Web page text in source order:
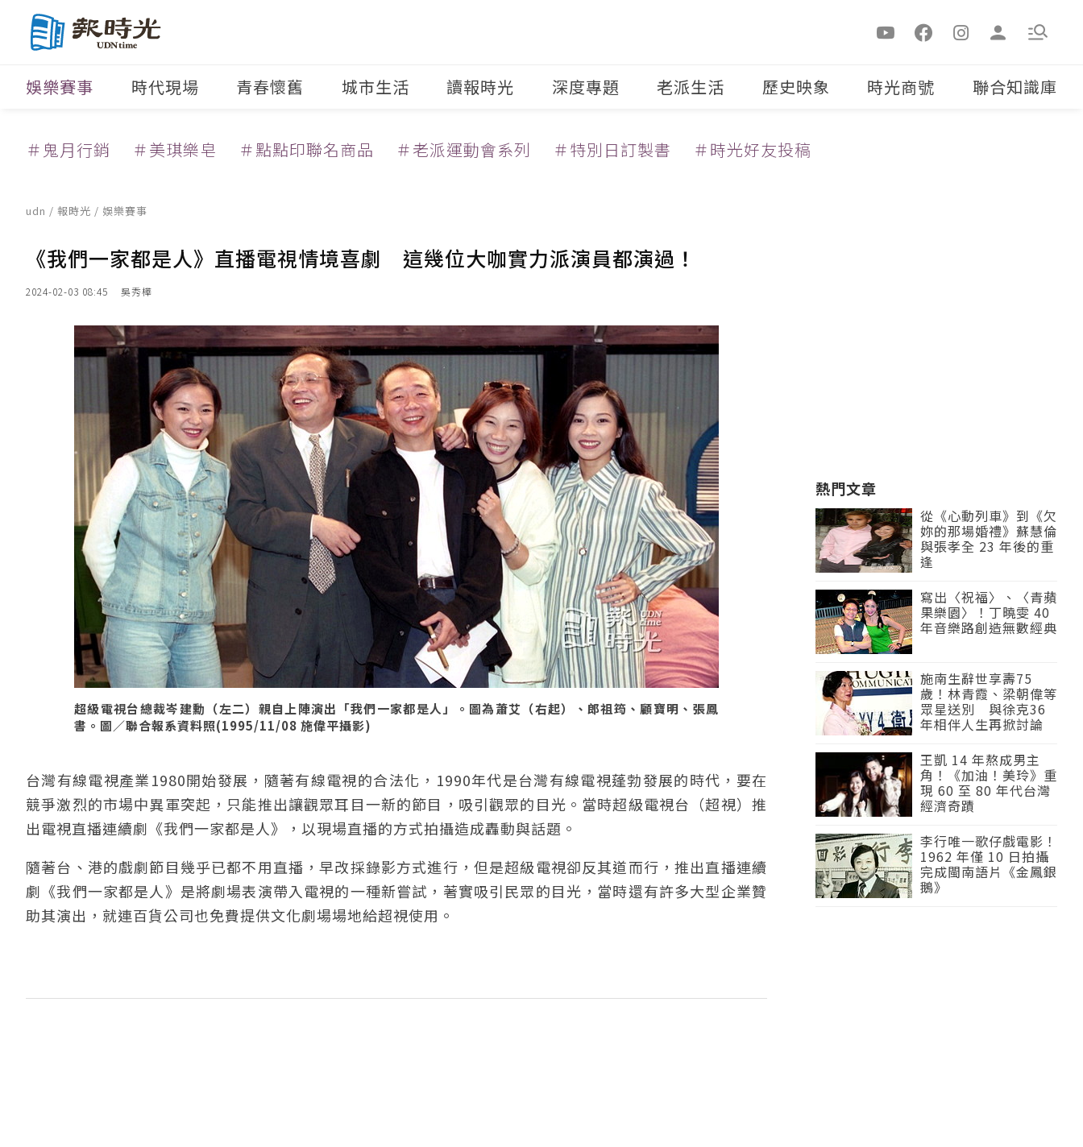
娛樂賽事 時代現場 青春懷舊 城市生活 讀報時光 深度專題 老派生活 歷史映象 時光商號 聯合知識庫
＃鬼月行銷 ＃美琪樂皂 ＃點點印聯名商品 ＃老派運動會系列 ＃特別日訂製書 ＃時光好友投稿
udn / 報時光 / 娛樂賽事
《我們一家都是人》直播電視情境喜劇 這幾位大咖實力派演員都演過！
2024-02-03 08:45 吳秀樺
超級電視台總裁岑建勳（左二）親自上陣演出「我們一家都是人」。圖為蕭艾（右起）、郎祖筠、顧寶明、張鳳
書。圖／聯合報系資料照(1995/11/08 施偉平攝影)
台灣有線電視產業1980開始發展，隨著有線電視的合法化，1990年代是台灣有線電視蓬勃發展的時代，要在
競爭激烈的市場中異軍突起，只能推出讓觀眾耳目一新的節目，吸引觀眾的目光。當時超級電視台（超視）推
出電視直播連續劇《我們一家都是人》，以現場直播的方式拍攝造成轟動與話題。
隨著台、港的戲劇節目幾乎已都不用直播，早改採錄影方式進行，但是超級電視卻反其道而行，推出直播連續
劇《我們一家都是人》是將劇場表演帶入電視的一種新嘗試，著實吸引民眾的目光，當時還有許多大型企業贊
助其演出，就連百貨公司也免費提供文化劇場場地給超視使用。
熱門文章
從《心動列車》到《欠
妳的那場婚禮》蘇慧倫
與張孝全 23 年後的重
逢
寫出〈祝福〉、〈青蘋
果樂園〉！丁曉雯 40
年音樂路創造無數經典
施南生辭世享壽75
歲！林青霞、梁朝偉等
眾星送別 與徐克36
年相伴人生再掀討論
王凱 14 年熬成男主
角！《加油！美玲》重
現 60 至 80 年代台灣
經濟奇蹟
李行唯一歌仔戲電影！
1962 年僅 10 日拍攝
完成閩南語片《金鳳銀
鵝》